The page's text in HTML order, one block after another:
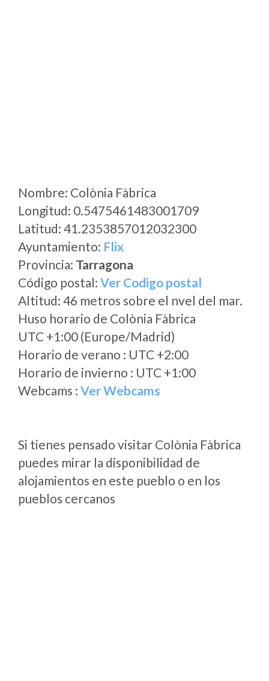
Nombre: Colònia Fàbrica
Longitud: 0.5475461483001709
Latitud: 41.2353857012032300
Ayuntamiento: Flix
Provincia: Tarragona
Código postal: Ver Codigo postal
Altitud: 46 metros sobre el nvel del mar.
Huso horario de Colònia Fàbrica
UTC +1:00 (Europe/Madrid)
Horario de verano : UTC +2:00
Horario de invierno : UTC +1:00
Webcams : Ver Webcams
Si tienes pensado visitar Colònia Fàbrica
puedes mirar la disponibilidad de
alojamientos en este pueblo o en los
pueblos cercanos